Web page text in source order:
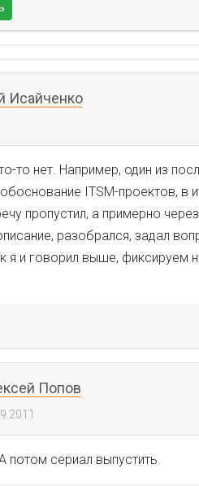
Исайченко
то нет. Например, один из
ITSM-проектов, в
пропустил, а примерно
разобрался, задал
я и говорил выше, фиксируем
Попов
потом сериал выпустить.